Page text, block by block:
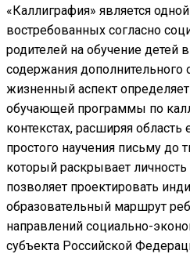
«Каллиграфия» является
востребованных согласно
родителей на обучение детей
содержания
жизненный аспект
обучающей программы по
контекстах, расширяя
простого научения письму до
который раскрывает
позволяет проектировать
образовательный маршрут
направлений социально-
субъекта Российской